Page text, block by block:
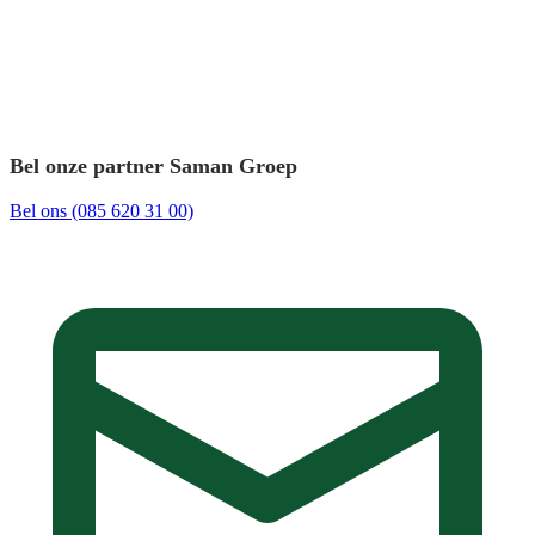
Bel onze partner Saman Groep
Bel ons (085 620 31 00)